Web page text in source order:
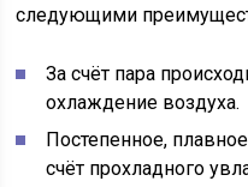
следующими
За счёт пара
охлаждение воздуха.
Постепенное,
счёт прохладного